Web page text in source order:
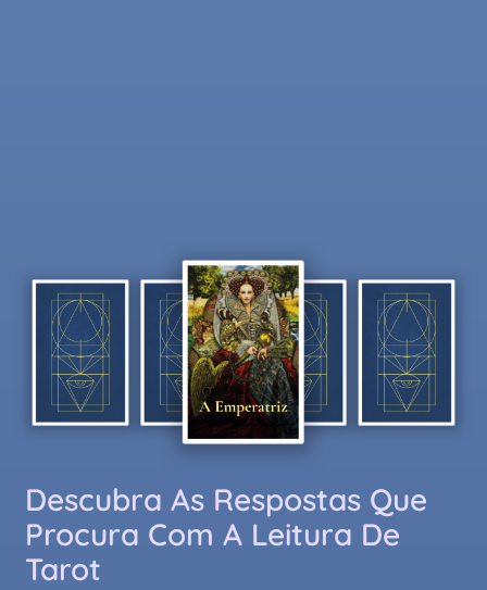
Descubra As Respostas Que
Procura Com A Leitura De
Tarot